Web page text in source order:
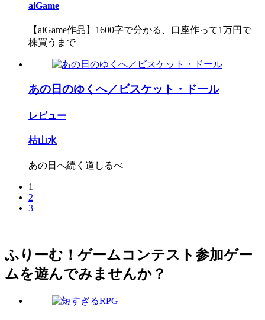
aiGame
【aiGame作品】1600字で分かる、口座作って1万円で
株買うまで
あの日のゆくへ／ビスケット・ドール
レビュー
枯山水
あの日へ続く道しるべ
1
2
3
ふりーむ！ゲームコンテスト参加ゲー
ムを遊んでみませんか？